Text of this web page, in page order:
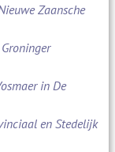
Zaansche
in De
en Stedelijk